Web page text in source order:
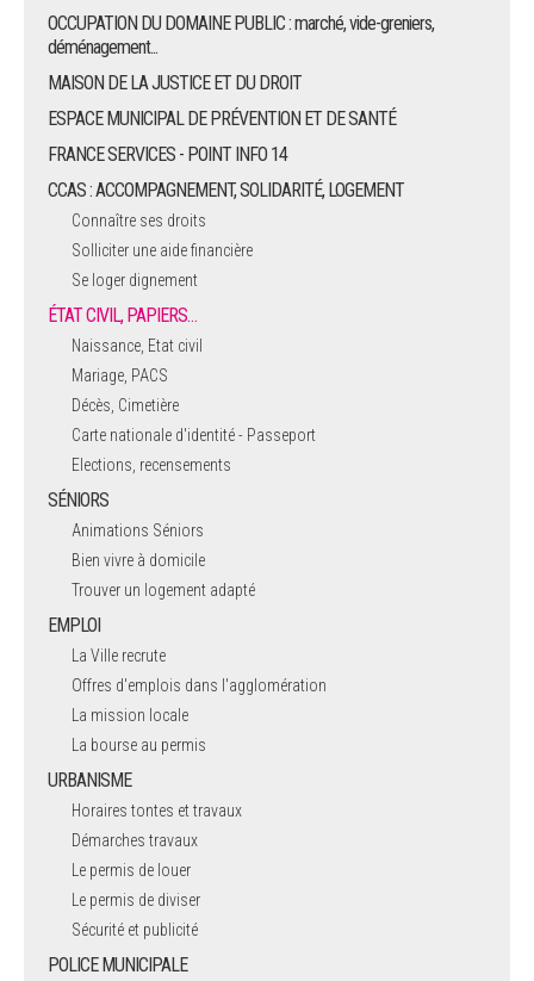
OCCUPATION DU DOMAINE PUBLIC : marché, vide-greniers,
déménagement...
MAISON DE LA JUSTICE ET DU DROIT
ESPACE MUNICIPAL DE PRÉVENTION ET DE SANTÉ
FRANCE SERVICES - POINT INFO 14
CCAS : ACCOMPAGNEMENT, SOLIDARITÉ, LOGEMENT
Connaître ses droits
Solliciter une aide financière
Se loger dignement
ÉTAT CIVIL, PAPIERS…
Naissance, Etat civil
Mariage, PACS
Décès, Cimetière
Carte nationale d'identité - Passeport
Elections, recensements
SÉNIORS
Animations Séniors
Bien vivre à domicile
Trouver un logement adapté
EMPLOI
La Ville recrute
Offres d'emplois dans l'agglomération
La mission locale
La bourse au permis
URBANISME
Horaires tontes et travaux
Démarches travaux
Le permis de louer
Le permis de diviser
Sécurité et publicité
POLICE MUNICIPALE